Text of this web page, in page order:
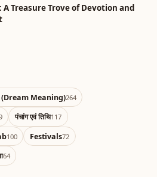
Treasure Trove of Devotion and
(Dream Meaning)264
पंचांग एवं तिथि117
100 Festivals72
64